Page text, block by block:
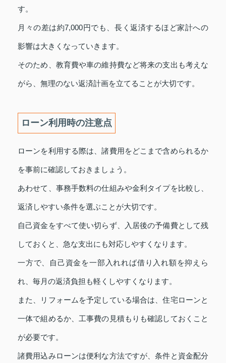
す。
月々の差は約7,000円でも、長く返済するほど家計への
影響は大きくなっていきます。
そのため、教育費や車の維持費など将来の支出も考えな
がら、無理のない返済計画を立てることが大切です。
ローン利用時の注意点
ローンを利用する際は、諸費用をどこまで含められるか
を事前に確認しておきましょう。
あわせて、事務手数料の仕組みや金利タイプを比較し、
返済しやすい条件を選ぶことが大切です。
自己資金をすべて使い切らず、入居後の予備費として残
しておくと、急な支出にも対応しやすくなります。
一方で、自己資金を一部入れれば借り入れ額を抑えら
れ、毎月の返済負担も軽くしやすくなります。
また、リフォームを予定している場合は、住宅ローンと
一体で組めるか、工事費の見積もりも確認しておくこと
が必要です。
諸費用込みローンは便利な方法ですが、条件と資金配分